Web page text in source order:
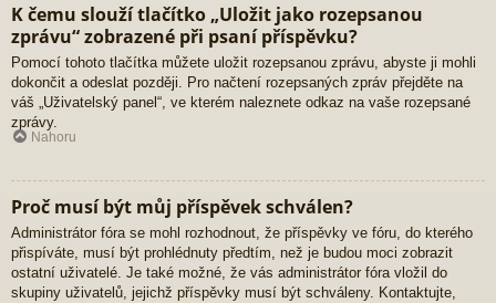
K čemu slouží tlačítko „Uložit jako rozepsanou
zprávu“ zobrazené při psaní příspěvku?
Pomocí tohoto tlačítka můžete uložit rozepsanou zprávu, abyste ji mohli
dokončit a odeslat později. Pro načtení rozepsaných zpráv přejděte na
váš „Uživatelský panel“, ve kterém naleznete odkaz na vaše rozepsané
zprávy.
Nahoru
Proč musí být můj příspěvek schválen?
Administrátor fóra se mohl rozhodnout, že příspěvky ve fóru, do kterého
přispíváte, musí být prohlédnuty předtím, než je budou moci zobrazit
ostatní uživatelé. Je také možné, že vás administrátor fóra vložil do
skupiny uživatelů, jejichž příspěvky musí být schváleny. Kontaktujte,